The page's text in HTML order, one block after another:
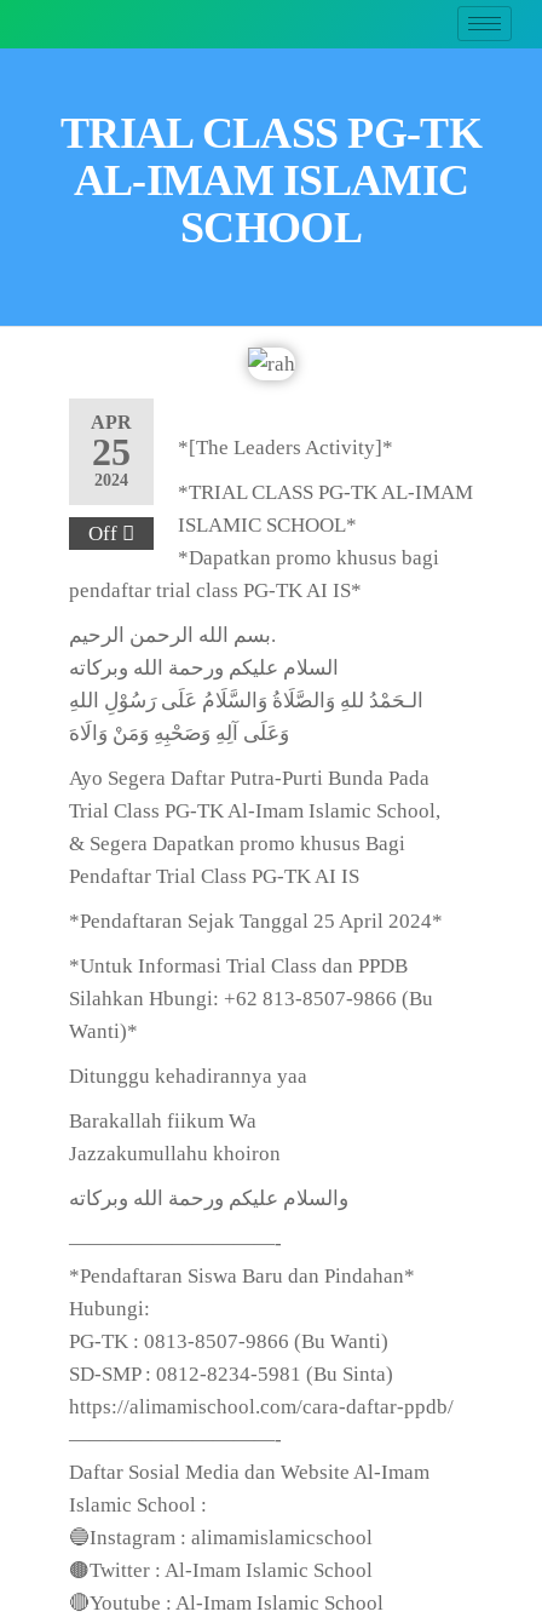
TRIAL CLASS PG-TK
AL-IMAM ISLAMIC
SCHOOL
APR
25
2024
Off
*[The Leaders Activity]*
*TRIAL CLASS PG-TK AL-IMAM
ISLAMIC SCHOOL*
*Dapatkan promo khusus bagi
pendaftar trial class PG-TK AI IS*
بسم الله الرحمن الرحيم.
السلام عليكم ورحمة الله وبركاته
الـحَمْدُ للهِ وَالصَّلَاةُ وَالسَّلَامُ عَلَى رَسُوْلِ اللهِ
وَعَلَى آلِهِ وَصَحْبِهِ وَمَنْ وَالَاهَ
Ayo Segera Daftar Putra-Purti Bunda Pada
Trial Class PG-TK Al-Imam Islamic School,
& Segera Dapatkan promo khusus Bagi
Pendaftar Trial Class PG-TK AI IS
*Pendaftaran Sejak Tanggal 25 April 2024*
*Untuk Informasi Trial Class dan PPDB
Silahkan Hbungi: +62 813-8507-9866 (Bu
Wanti)*
Ditunggu kehadirannya yaa
Barakallah fiikum Wa
Jazzakumullahu khoiron
والسلام عليكم ورحمة الله وبركاته
——————————-
*Pendaftaran Siswa Baru dan Pindahan*
Hubungi:
PG-TK : 0813-8507-9866 (Bu Wanti)
SD-SMP : 0812-8234-5981 (Bu Sinta)
https://alimamischool.com/cara-daftar-ppdb/
——————————-
Daftar Sosial Media dan Website Al-Imam
Islamic School :
🔵Instagram : alimamislamicschool
🟤Twitter : Al-Imam Islamic School
🔴Youtube : Al-Imam Islamic School